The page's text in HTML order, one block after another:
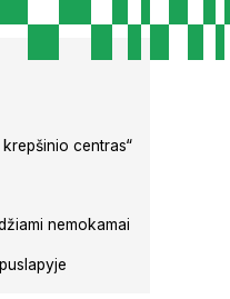
centras“
nemokamai